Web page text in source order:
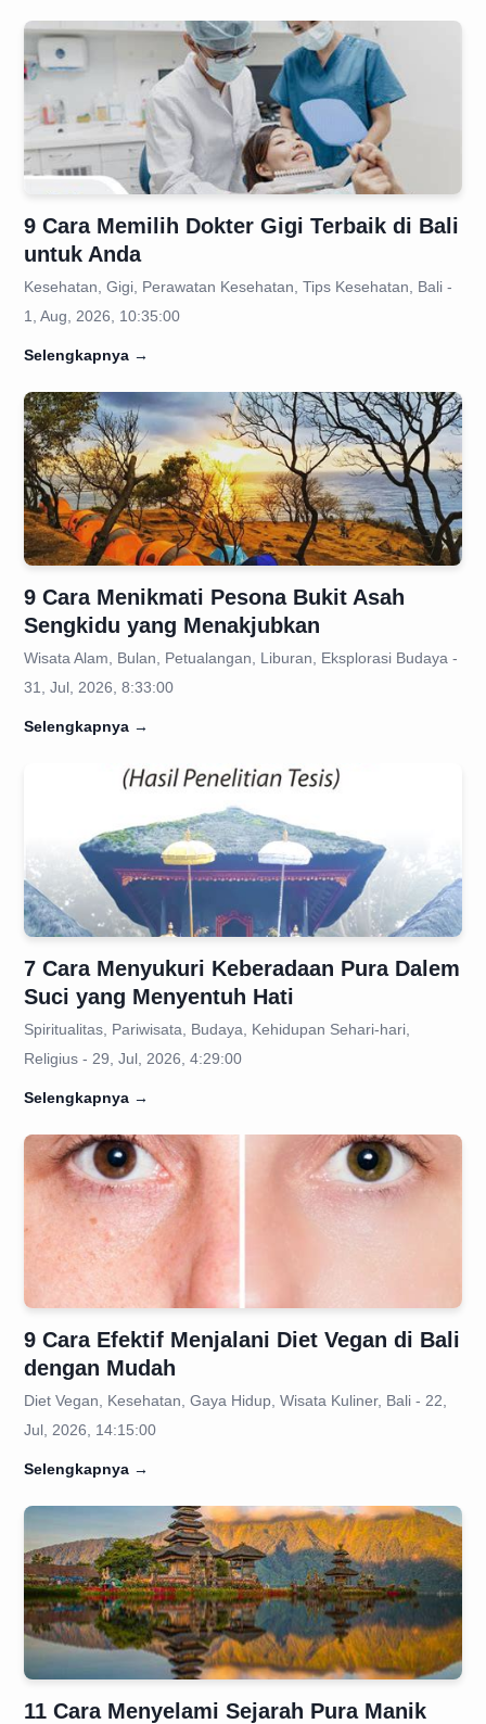
9 Cara Memilih Dokter Gigi Terbaik di Bali
untuk Anda
Kesehatan, Gigi, Perawatan Kesehatan, Tips Kesehatan, Bali -
1, Aug, 2026, 10:35:00
Selengkapnya →
9 Cara Menikmati Pesona Bukit Asah
Sengkidu yang Menakjubkan
Wisata Alam, Bulan, Petualangan, Liburan, Eksplorasi Budaya -
31, Jul, 2026, 8:33:00
Selengkapnya →
7 Cara Menyukuri Keberadaan Pura Dalem
Suci yang Menyentuh Hati
Spiritualitas, Pariwisata, Budaya, Kehidupan Sehari-hari,
Religius - 29, Jul, 2026, 4:29:00
Selengkapnya →
9 Cara Efektif Menjalani Diet Vegan di Bali
dengan Mudah
Diet Vegan, Kesehatan, Gaya Hidup, Wisata Kuliner, Bali - 22,
Jul, 2026, 14:15:00
Selengkapnya →
11 Cara Menyelami Sejarah Pura Manik